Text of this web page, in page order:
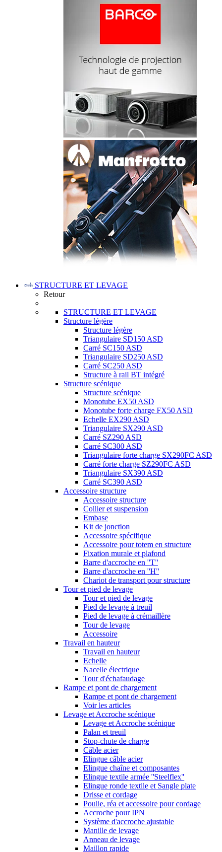
STRUCTURE ET LEVAGE
Retour
STRUCTURE ET LEVAGE
Structure légère
Structure légère
Triangulaire SD150 ASD
Carré SC150 ASD
Triangulaire SD250 ASD
Carré SC250 ASD
Structure à rail BT intégré
Structure scénique
Structure scénique
Monotube EX50 ASD
Monotube forte charge FX50 ASD
Echelle EX290 ASD
Triangulaire SX290 ASD
Carré SZ290 ASD
Carré SC300 ASD
Triangulaire forte charge SX290FC ASD
Carré forte charge SZ290FC ASD
Triangulaire SX390 ASD
Carré SC390 ASD
Accessoire structure
Accessoire structure
Collier et suspension
Embase
Kit de jonction
Accessoire spécifique
Accessoire pour totem en structure
Fixation murale et plafond
Barre d'accroche en ''T''
Barre d'accroche en ''H''
Chariot de transport pour structure
Tour et pied de levage
Tour et pied de levage
Pied de levage à treuil
Pied de levage à crémaillère
Tour de levage
Accessoire
Travail en hauteur
Travail en hauteur
Echelle
Nacelle électrique
Tour d'échafaudage
Rampe et pont de chargement
Rampe et pont de chargement
Voir les articles
Levage et Accroche scénique
Levage et Accroche scénique
Palan et treuil
Stop-chute de charge
Câble acier
Elingue câble acier
Elingue chaîne et composantes
Elingue textile armée ''Steelflex''
Elingue ronde textile et Sangle plate
Drisse et cordage
Poulie, réa et accessoire pour cordage
Accroche pour IPN
Système d'accroche ajustable
Manille de levage
Anneau de levage
Maillon rapide